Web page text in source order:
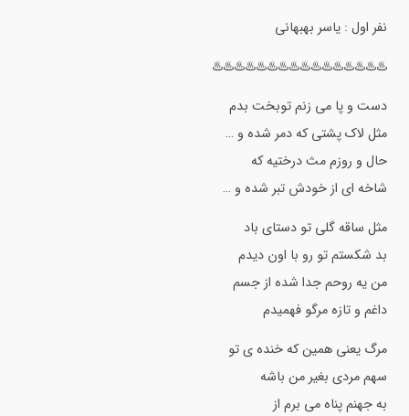
نفر اول : یاسر بهبهانی
♨️♨️♨️♨️♨️♨️♨️♨️♨️♨️♨️♨️♨️♨️♨️♨️
دست و پا می زنم توبخت بدم
مثل لاک پشتی که دمر شده و …
حال و روزم مث درختیه که
شاخه ای از خودش تبر شده و …
مثل ساقه گلی تو دستای باد
بد شکستم تو رو با اون دیدم
من یه روحم جدا شده از جسم
داغم و تازه مرگو فهمیدم
مرگ یعنی همین که خنده ی تو
سهم مردی بغیر من باشه
به جهنم پناه می برم از